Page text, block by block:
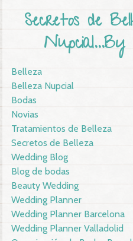
Secretos de
Nupcial...By
Belleza
Belleza Nupcial
Bodas
Novias
Tratamientos de Belleza
Secretos de Belleza
Wedding Blog
Blog de bodas
Beauty Wedding
Wedding Planner
Wedding Planner Barcelona
Wedding Planner Valladolid